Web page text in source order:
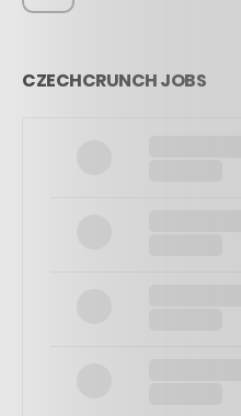
CZECHCRUNCH JOBS